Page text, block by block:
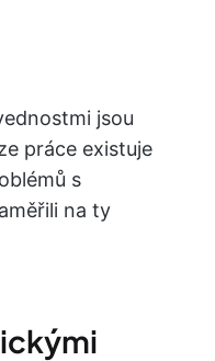
jsou
práce existuje
s
na ty